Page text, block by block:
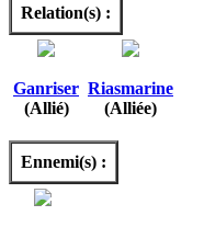
Relation(s) :
Ganriser
(Allié)
Riasmarine
(Alliée)
Ennemi(s) :